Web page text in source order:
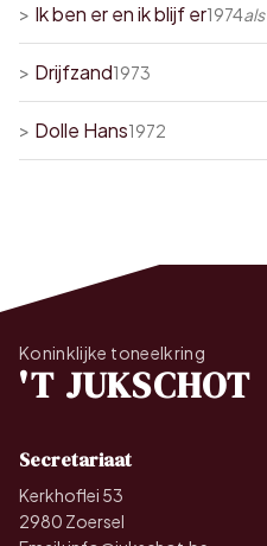
> Ik ben er en ik blijf er1974als
> Drijfzand1973
> Dolle Hans1972
Koninklijke toneelkring
'T JUKSCHOT
Secretariaat
Kerkhoflei 53
2980 Zoersel